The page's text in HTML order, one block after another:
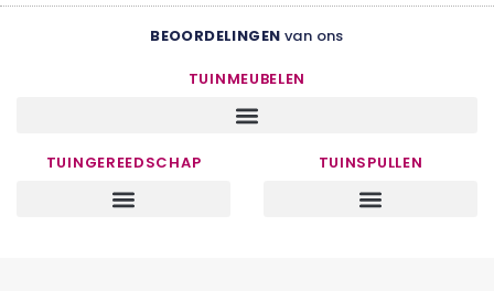
BEOORDELINGEN van ons
TUINMEUBELEN
TUINGEREEDSCHAP TUINSPULLEN